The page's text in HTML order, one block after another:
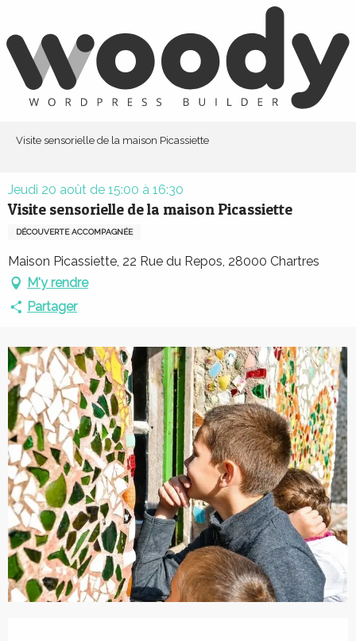
contenu
principal
Visite sensorielle de la maison Picassiette
Jeudi 20 août de 15:00 à 16:30
Visite sensorielle de la maison Picassiette
DÉCOUVERTE ACCOMPAGNÉE
Maison Picassiette, 22 Rue du Repos, 28000 Chartres
M'y rendre
Partager